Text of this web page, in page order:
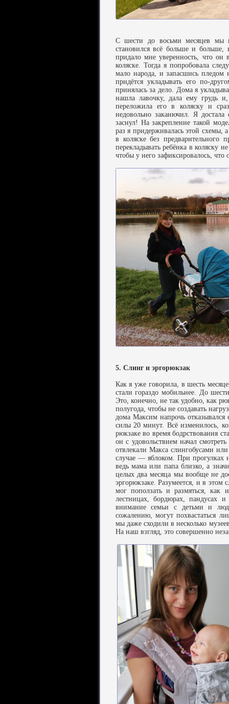
С шести до восьми месяцев мы
становился всё больше и больше,
придало мне уверенность, что он
коляске. Тогда я попробовала
мало народа, и запасшись пледом
придётся укладывать его по-
принялась за дело. Дома я
нашла лавочку, дала ему грудь
переложила его в коляску и
недовольно заканючил. Я
заснул! На закрепление такой
раз я придерживалась этой схемы,
в коляске без
перекладывать ребёнка в коляску
чтобы у него зафиксировалось, что
5. Слинг и эргорюкзак
Как я уже говорила, в шесть
стали гораздо мобильнее. До
Это, конечно, не так удобно, как
полугода, чтобы не создавать
дома Максим напрочь отказывался
силы 20 минут. Всё изменилось,
рюкзаке во время бодрствования
он с удовольствием начал
отвлекали Макса слингобусами
случае — яблоком. При прогулках
ведь мама или папа близко, а
целых два месяца мы вообще не
эргорюкзаке. Разумеется, и в этом
мог поползать и размяться,
лестницах, бордюрах, пандусах
внимание семьи с детьми и
сожалению, могут похвастаться
мы даже сходили в несколько
На наш взгляд, это совершенно